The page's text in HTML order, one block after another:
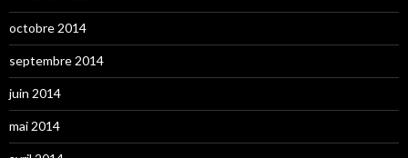
octobre 2014
septembre 2014
juin 2014
mai 2014